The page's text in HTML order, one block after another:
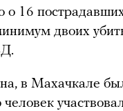
16
двоих
в Махачкале